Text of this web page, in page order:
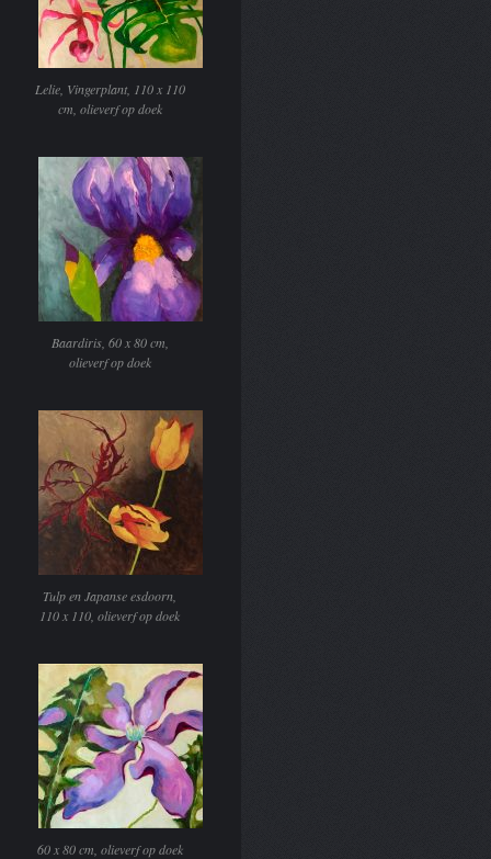
Lelie, Vingerplant, 110 x 110
cm, olieverf op doek
Baardiris, 60 x 80 cm,
olieverf op doek
Tulp en Japanse esdoorn,
110 x 110, olieverf op doek
60 x 80 cm, olieverf op doek